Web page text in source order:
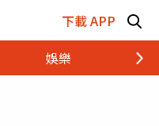
下載 APP
娛樂 財經